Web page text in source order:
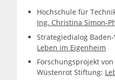
Hochschule für
Ing. Christina Simon-
Strategiedialog
Leben im Eigenheim
Forschungsprojekt
Wüstenrot Stiftung: